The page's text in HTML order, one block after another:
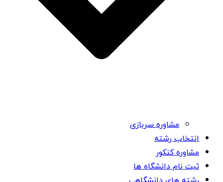
مشاوره سربازی
انتخاب رشته
مشاوره کنکور
ثبت نام دانشگاه ها